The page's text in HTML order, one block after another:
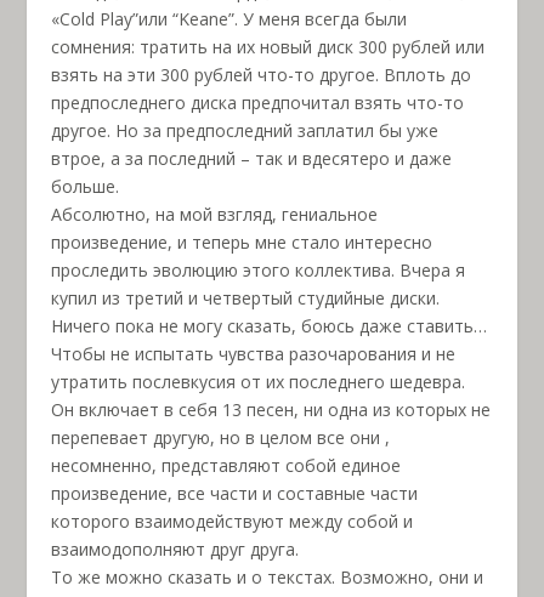
«Cold Play”или “Keane”. У меня всегда были
сомнения: тратить на их новый диск 300 рублей или
взять на эти 300 рублей что-то другое. Вплоть до
предпоследнего диска предпочитал взять что-то
другое. Но за предпоследний заплатил бы уже
втрое, а за последний – так и вдесятеро и даже
больше.
Абсолютно, на мой взгляд, гениальное
произведение, и теперь мне стало интересно
проследить эволюцию этого коллектива. Вчера я
купил из третий и четвертый студийные диски.
Ничего пока не могу сказать, боюсь даже ставить…
Чтобы не испытать чувства разочарования и не
утратить послевкусия от их последнего шедевра.
Он включает в себя 13 песен, ни одна из которых не
перепевает другую, но в целом все они ,
несомненно, представляют собой единое
произведение, все части и составные части
которого взаимодействуют между собой и
взаимодополняют друг друга.
То же можно сказать и о текстах. Возможно, они и